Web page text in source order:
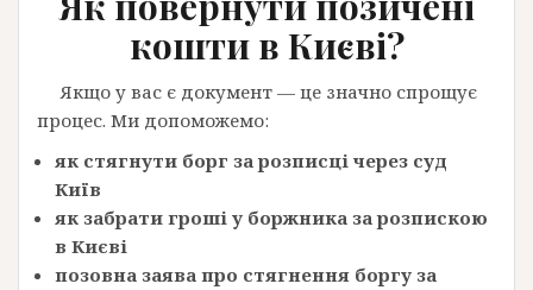
коштив Києві?
Якщо у вас є документ — це значно спрощує
процес. Ми допоможемо:
як стягнути борг за розписці через суд
Київ
як забрати гроші у боржника за розпискою
в Києві
позовна заява про стягнення боргу за